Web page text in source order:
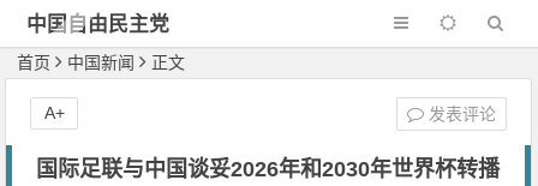
中国自由民主党
首页 中国新闻 正文
国际足联与中国谈妥2026年和2030年世界杯转播
发表评论
A+